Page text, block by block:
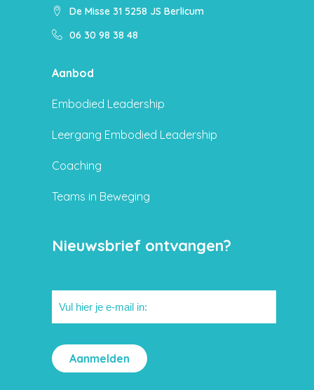
De Misse 31 5258 JS Berlicum
06 30 98 38 48
Aanbod
Embodied Leadership
Leergang Embodied Leadership
Coaching
Teams in Beweging
Nieuwsbrief ontvangen?